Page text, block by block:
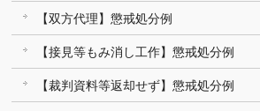
【双方代理】懲戒処分例
【接見等もみ消し工作】懲戒処分例
【裁判資料等返却せず】懲戒処分例